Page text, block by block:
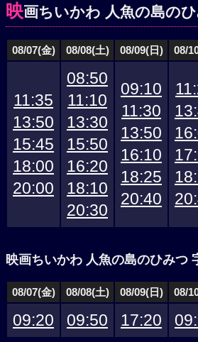
映画ちいかわ 人魚の島の
08/07(金) 08/08(土) 08/09(日) 08/
11:35
13:50
15:45
18:00
20:00
08:50
11:10
13:30
15:50
16:20
18:10
20:30
09:10
11:30
13:50
16:10
18:25
20:40
映画ちいかわ 人魚の島のひみつ
08/07(金) 08/08(土) 08/09(日) 08/
09:20 09:50 17:20